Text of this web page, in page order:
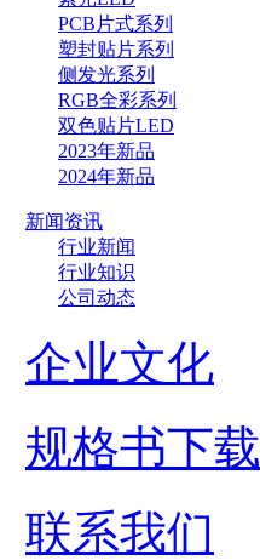
PCB片式系列
塑封贴片系列
侧发光系列
RGB全彩系列
双色贴片LED
2023年新品
2024年新品
新闻资讯
行业新闻
行业知识
公司动态
企业文化
规格书下载
联系我们